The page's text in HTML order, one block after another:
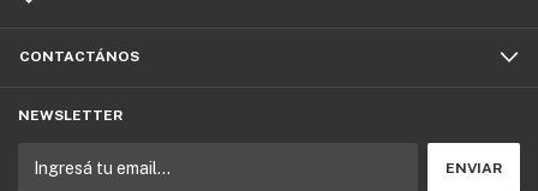
CONTACTÁNOS
NEWSLETTER